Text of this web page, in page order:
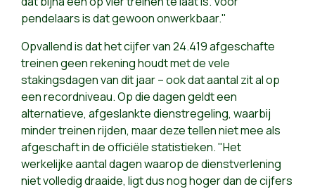
pendelaars is dat gewoon onwerkbaar."
Opvallend is dat het cijfer van 24.419 afgeschafte
treinen geen rekening houdt met de vele
stakingsdagen van dit jaar – ook dat aantal zit al op
een recordniveau. Op die dagen geldt een
alternatieve, afgeslankte dienstregeling, waarbij
minder treinen rijden, maar deze tellen niet mee als
afgeschaft in de officiële statistieken. "Het
werkelijke aantal dagen waarop de dienstverlening
niet volledig draaide, ligt dus nog hoger dan de cijfers